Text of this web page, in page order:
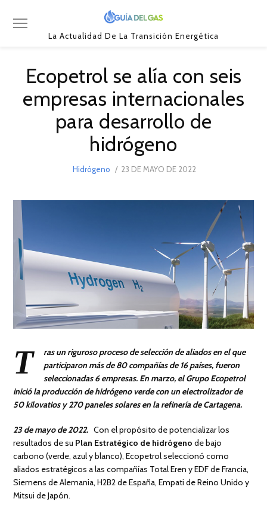
La Actualidad De La Transición Energética
Ecopetrol se alía con seis
empresas internacionales
para desarrollo de
hidrógeno
Hidrógeno
POSTED
23 DE MAYO DE 2022
T
ras un riguroso proceso de selección de aliados en el que
participaron más de 80 compañías de 16 países, fueron
seleccionadas 6 empresas. En marzo, el Grupo Ecopetrol
inició la producción de hidrógeno verde con un electrolizador de
50 kilovatios y 270 paneles solares en la refinería de Cartagena.
23 de mayo de 2022. Con el propósito de potencializar los
resultados de su Plan Estratégico de hidrógeno de bajo
carbono (verde, azul y blanco), Ecopetrol seleccionó como
aliados estratégicos a las compañías Total Eren y EDF de Francia,
Siemens de Alemania, H2B2 de España, Empati de Reino Unido y
Mitsui de Japón.